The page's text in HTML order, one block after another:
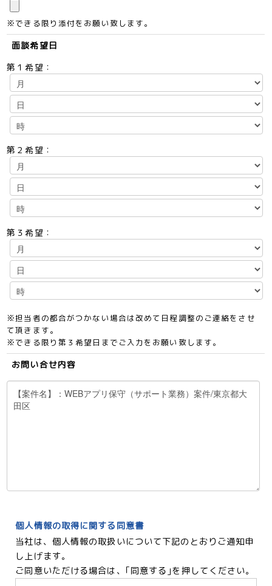
※できる限り添付をお願い致します。
面談希望日
第１希望：
第２希望：
第３希望：
※担当者の都合がつかない場合は改めて日程調整のご連絡をさせ
て頂きます。
※できる限り第３希望日までご入力をお願い致します。
お問い合せ内容
個人情報の取得に関する同意書
当社は、個人情報の取扱いについて下記のとおりご通知申
し上げます。
ご同意いただける場合は、｢同意する｣を押してください。